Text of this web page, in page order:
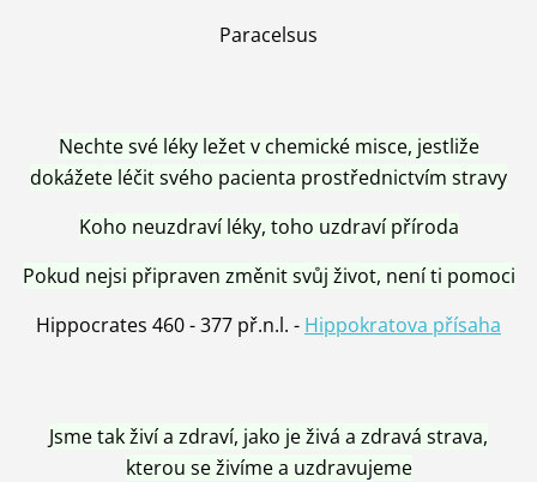
Paracelsus
Nechte své léky ležet v chemické misce, jestliže
dokážete léčit svého pacienta prostřednictvím stravy
Koho neuzdraví léky, toho uzdraví příroda
Pokud nejsi připraven změnit svůj život, není ti pomoci
Hippocrates 460 - 377 př.n.l. - Hippokratova přísaha
Jsme tak živí a zdraví, jako je živá a zdravá strava,
kterou se živíme a uzdravujeme